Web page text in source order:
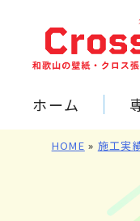
ホーム
HOME » 施工実